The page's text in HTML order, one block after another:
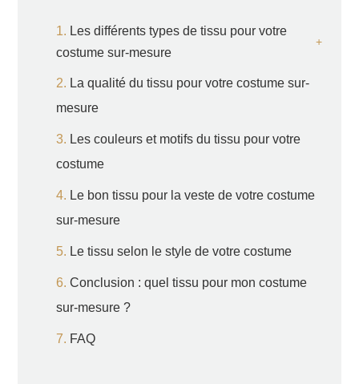
Les différents types de tissu pour votre
costume sur-mesure
La qualité du tissu pour votre costume sur-
mesure
Les couleurs et motifs du tissu pour votre
costume
Le bon tissu pour la veste de votre costume
sur-mesure
Le tissu selon le style de votre costume
Conclusion : quel tissu pour mon costume
sur-mesure ?
FAQ